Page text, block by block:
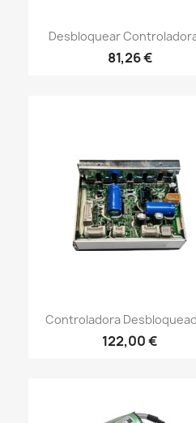
Vista rápida
Desbloquear
81,26 €
Vista rápida
Controladora
122,00 €